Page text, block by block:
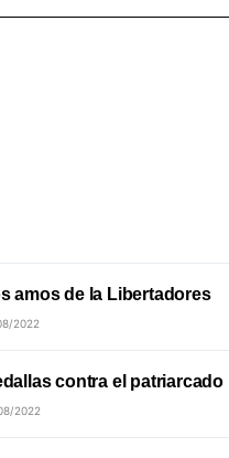
amos de la Libertadores
2022
contra el patriarcado
2022